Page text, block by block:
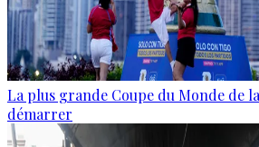
La plus grande Coupe du Monde de
démarrer